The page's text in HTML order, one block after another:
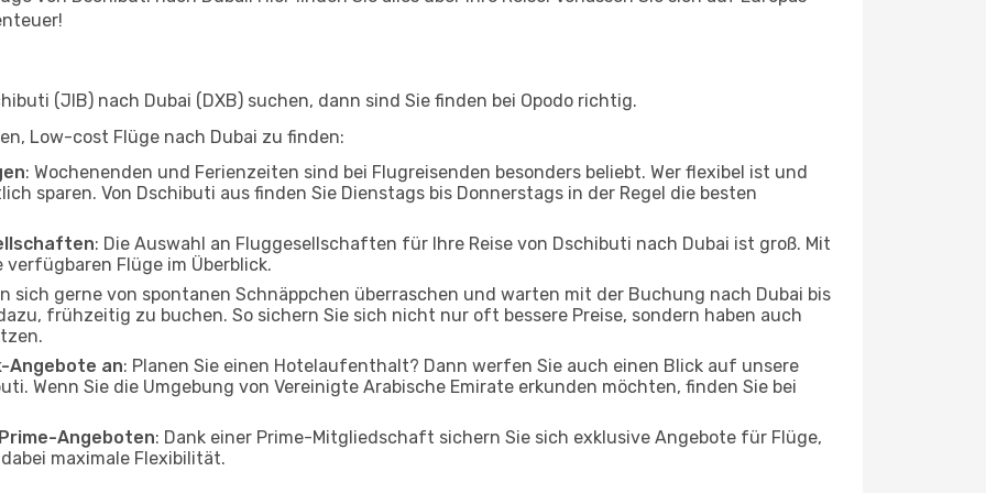
(JIB) nach Dubai (DXB) suchen, dann sind Sie finden bei Opodo richtig.
Low-cost Flüge nach Dubai zu finden:
: Wochenenden und Ferienzeiten sind bei Flugreisenden besonders beliebt. Wer flexibel ist und
sparen. Von Dschibuti aus finden Sie Dienstags bis Donnerstags in der Regel die besten
: Die Auswahl an Fluggesellschaften für Ihre Reise von Dschibuti nach Dubai ist groß. Mit
Flüge im Überblick.
sich gerne von spontanen Schnäppchen überraschen und warten mit der Buchung nach Dubai bis
frühzeitig zu buchen. So sichern Sie sich nicht nur oft bessere Preise, sondern haben auch
Angebote an: Planen Sie einen Hotelaufenthalt? Dann werfen Sie auch einen Blick auf unsere
Wenn Sie die Umgebung von Vereinigte Arabische Emirate erkunden möchten, finden Sie bei
Angeboten: Dank einer Prime-Mitgliedschaft sichern Sie sich exklusive Angebote für Flüge,
maximale Flexibilität.